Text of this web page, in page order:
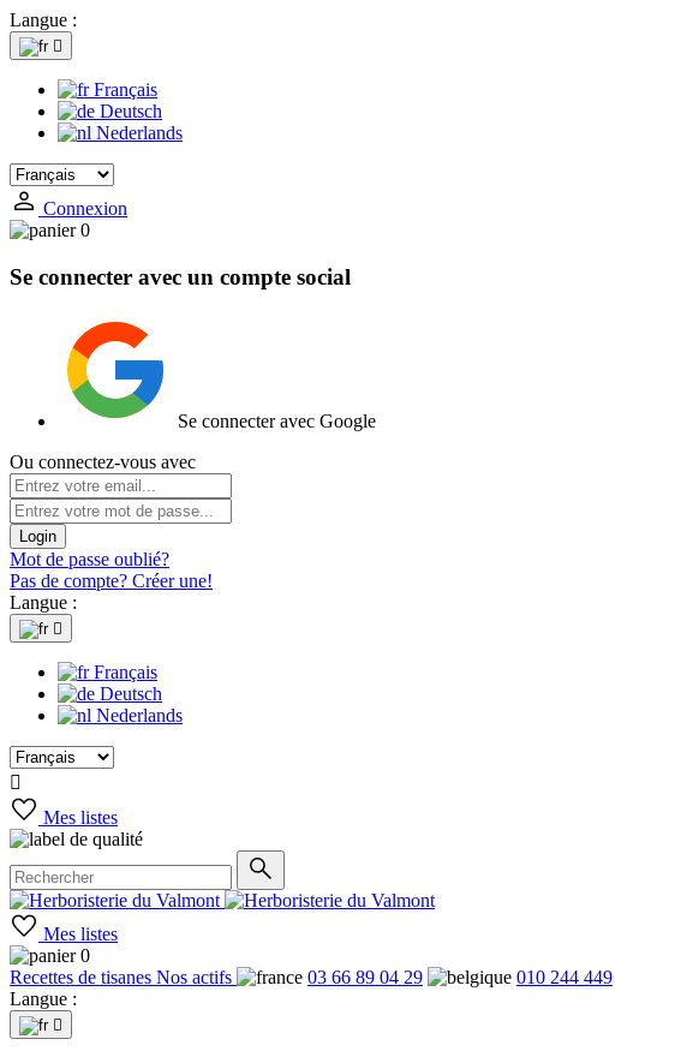
Langue :

Français
Deutsch
Nederlands
Connexion
0
Se connecter avec un compte social
Se connecter avec Google
Ou connectez-vous avec
Login
Mot de passe oublié?
Pas de compte? Créer une!
Langue :

Français
Deutsch
Nederlands

Mes listes
Mes listes
0
Recettes de tisanes Nos actifs 03 66 89 04 29
010 244 449
Langue :
